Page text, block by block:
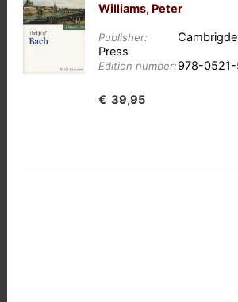
Williams, Peter
Publisher:
Press
Edition number:978-
€ 39,95